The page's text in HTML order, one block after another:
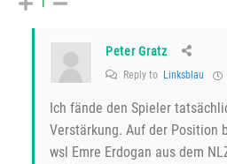
Peter Gratz
Reply to Linksblau
Ich fände den Spieler
Verstärkung. Auf der Position
wsl Emre Erdogan aus dem